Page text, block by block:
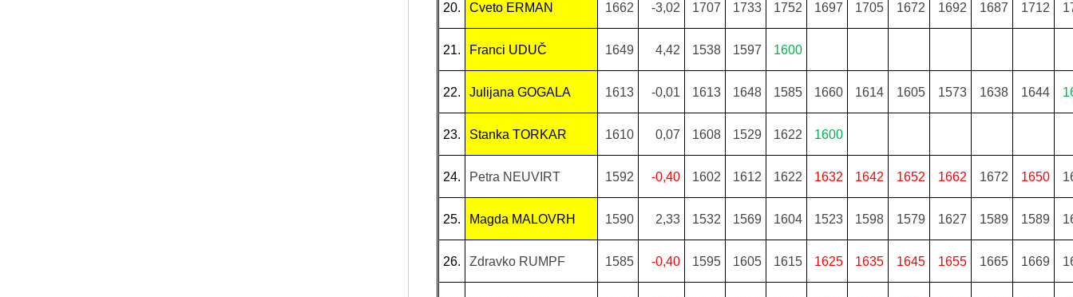
20. Cveto ERMAN 1662 -3,02 1707 1733 1752 1697 1705 1672 1692 1687 1712
21. Franci UDUČ 1649 4,42 1538 1597 1600
22. Julijana GOGALA 1613 -0,01 1613 1648 1585 1660 1614 1605 1573 1638 1644
23. Stanka TORKAR 1610 0,07 1608 1529 1622 1600
24. Petra NEUVIRT 1592 -0,40 1602 1612 1622 1632 1642 1652 1662 1672 1650
25. Magda MALOVRH 1590 2,33 1532 1569 1604 1523 1598 1579 1627 1589 1589
26. Zdravko RUMPF 1585 -0,40 1595 1605 1615 1625 1635 1645 1655 1665 1669